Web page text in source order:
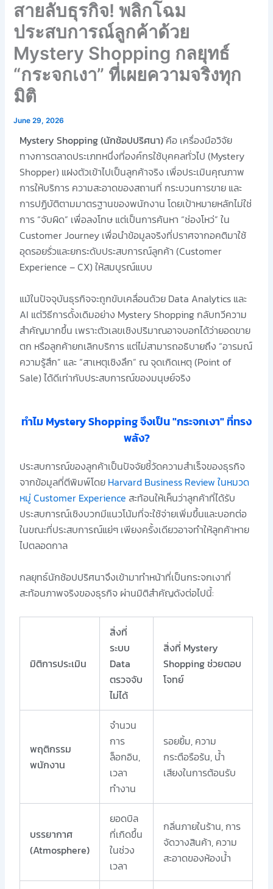
สายลับธุรกิจ! พลิกโฉม
ประสบการณ์ลูกค้าด้วย
Mystery Shopping กลยุทธ์
“กระจกเงา” ที่เผยความจริงทุก
มิติ
June 29, 2026
Mystery Shopping (นักช้อปปริศนา) คือ เครื่องมือวิจัย
ทางการตลาดประเภทหนึ่งที่องค์กรใช้บุคคลทั่วไป (Mystery
Shopper) แฝงตัวเข้าไปเป็นลูกค้าจริง เพื่อประเมินคุณภาพ
การให้บริการ ความสะอาดของสถานที่ กระบวนการขาย และ
การปฏิบัติตามมาตรฐานของพนักงาน โดยเป้าหมายหลักไม่ใช่
การ “จับผิด” เพื่อลงโทษ แต่เป็นการค้นหา “ช่องโหว่” ใน
Customer Journey เพื่อนำข้อมูลจริงที่ปราศจากอคติมาใช้
อุดรอยรั่วและยกระดับประสบการณ์ลูกค้า (Customer
Experience – CX) ให้สมบูรณ์แบบ
แม้ในปัจจุบันธุรกิจจะถูกขับเคลื่อนด้วย Data Analytics และ
AI แต่วิธีการดั้งเดิมอย่าง Mystery Shopping กลับทวีความ
สำคัญมากขึ้น เพราะตัวเลขเชิงปริมาณอาจบอกได้ว่ายอดขาย
ตก หรือลูกค้ายกเลิกบริการ แต่ไม่สามารถอธิบายถึง “อารมณ์
ความรู้สึก” และ “สาเหตุเชิงลึก” ณ จุดเกิดเหตุ (Point of
Sale) ได้ดีเท่ากับประสบการณ์ของมนุษย์จริง
ทำไม Mystery Shopping จึงเป็น "กระจกเงา" ที่ทรง
พลัง?
ประสบการณ์ของลูกค้าเป็นปัจจัยชี้วัดความสำเร็จของธุรกิจ
จากข้อมูลที่ตีพิมพ์โดย Harvard Business Review ในหมวด
หมู่ Customer Experience สะท้อนให้เห็นว่าลูกค้าที่ได้รับ
ประสบการณ์เชิงบวกมีแนวโน้มที่จะใช้จ่ายเพิ่มขึ้นและบอกต่อ
ในขณะที่ประสบการณ์แย่ๆ เพียงครั้งเดียวอาจทำให้ลูกค้าหาย
ไปตลอดกาล
กลยุทธ์นักช้อปปริศนาจึงเข้ามาทำหน้าที่เป็นกระจกเงาที่
สะท้อนภาพจริงของธุรกิจ ผ่านมิติสำคัญดังต่อไปนี้:
มิติการประเมิน
สิ่งที่
ระบบ
Data
ตรวจจับ
ไม่ได้
สิ่งที่ Mystery
Shopping ช่วยตอบ
โจทย์
พฤติกรรม
พนักงาน
จำนวน
การ
ล็อกอิน,
เวลา
ทำงาน
รอยยิ้ม, ความ
กระตือรือร้น, น้ำ
เสียงในการต้อนรับ
บรรยากาศ
(Atmosphere)
ยอดบิล
ที่เกิดขึ้น
ในช่วง
เวลา
กลิ่นภายในร้าน, การ
จัดวางสินค้า, ความ
สะอาดของห้องน้ำ